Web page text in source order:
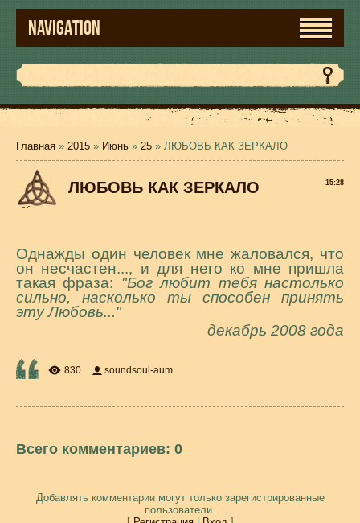
NAVIGATION
Главная » 2015 » Июнь » 25 » ЛЮБОВЬ КАК ЗЕРКАЛО
15:28
ЛЮБОВЬ КАК ЗЕРКАЛО
Однажды один человек мне жаловался, что
он несчастен..., и для него ко мне пришла
такая фраза: "Бог любит тебя настолько
сильно, насколько ты способен принять
эту Любовь..."
декабрь 2008 года
830 soundsoul-aum
Всего комментариев: 0
Добавлять комментарии могут только зарегистрированные
пользователи.